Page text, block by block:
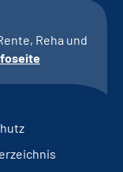
Reha und